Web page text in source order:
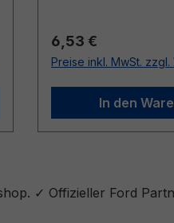
Regulärer Preis:
6,53 €
Preise inkl. MwSt.
In den
✓ Offizieller Ford